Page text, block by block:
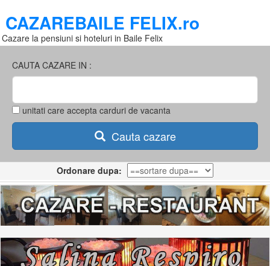
CAZAREBAILE FELIX.ro
Cazare la pensiuni si hoteluri in Baile Felix
CAUTA CAZARE IN :
unitati care accepta carduri de vacanta
Cauta cazare
Ordonare dupa: